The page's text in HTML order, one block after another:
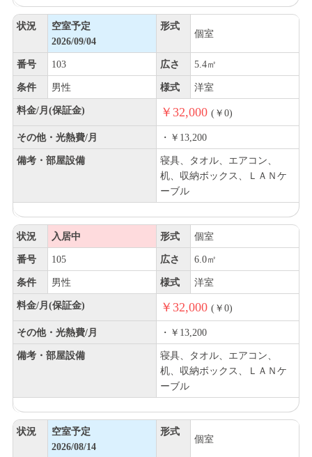
状況
空室予定
2026/09/04
形式
個室
番号 103 広さ 5.4㎡
条件 男性 様式 洋室
料金/月(保証金) ￥32,000 (￥0)
その他・光熱費/月 ・￥13,200
備考・部屋設備
寝具、タオル、エアコン、
机、収納ボックス、ＬＡＮケ
ーブル
状況 入居中 形式 個室
番号 105 広さ 6.0㎡
条件 男性 様式 洋室
料金/月(保証金) ￥32,000 (￥0)
その他・光熱費/月 ・￥13,200
備考・部屋設備
寝具、タオル、エアコン、
机、収納ボックス、ＬＡＮケ
ーブル
状況
空室予定
2026/08/14
形式
個室